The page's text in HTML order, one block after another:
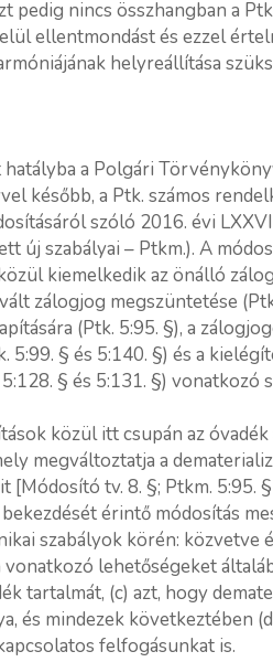
pedig nincs összhangban a
ellentmondást és ezzel
helyreállítása
a Polgári
később, a Ptk. számos
szóló 2016. évi
új szabályai – Ptkm.). A
kiemelkedik az önálló
zálogjog megszüntetése
(Ptk. 5:95. §), a
5:99. § és 5:140. §) és a
§ és 5:131. §) vonatkozó
közül itt csupán az
megváltoztatja a
[Módosító tv. 8. §; Ptkm. 5:95.
érintő módosítás
szabályok körén: közvetve
lehetőségeket
tartalmát, (c) azt, hogy
és mindezek következtében
felfogásunkat is.